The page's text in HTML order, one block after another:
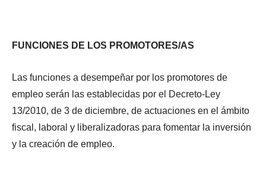
FUNCIONES DE LOS PROMOTORES/AS
Las funciones a desempeñar por los promotores de
empleo serán las establecidas por el Decreto-Ley
13/2010, de 3 de diciembre, de actuaciones en el ámbito
fiscal, laboral y liberalizadoras para fomentar la inversión
y la creación de empleo.